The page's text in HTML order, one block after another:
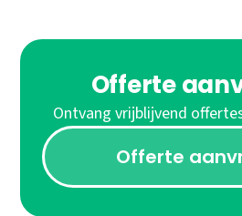
Offerte
Ontvang vrijblijvend
Offerte